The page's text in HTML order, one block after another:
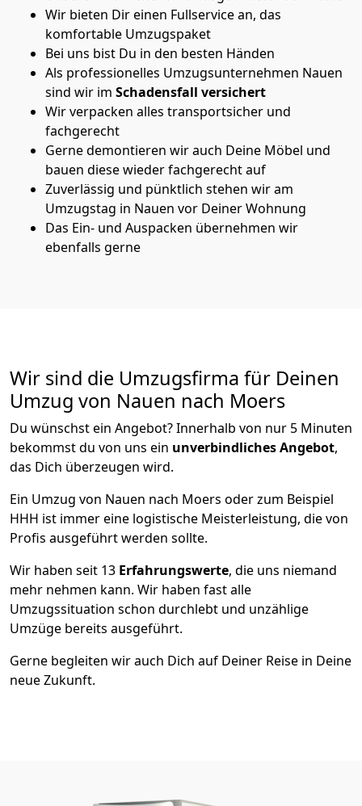
Wir bieten Dir einen Fullservice an, das
komfortable Umzugspaket
Bei uns bist Du in den besten Händen
Als professionelles Umzugsunternehmen Nauen
sind wir im Schadensfall versichert
Wir verpacken alles transportsicher und
fachgerecht
Gerne demontieren wir auch Deine Möbel und
bauen diese wieder fachgerecht auf
Zuverlässig und pünktlich stehen wir am
Umzugstag in Nauen vor Deiner Wohnung
Das Ein- und Auspacken übernehmen wir
ebenfalls gerne
Wir sind die Umzugsfirma für Deinen
Umzug von Nauen nach Moers
Du wünschst ein Angebot? Innerhalb von nur 5 Minuten
bekommst du von uns ein unverbindliches Angebot,
das Dich überzeugen wird.
Ein Umzug von Nauen nach Moers oder zum Beispiel
HHH ist immer eine logistische Meisterleistung, die von
Profis ausgeführt werden sollte.
Wir haben seit 13 Erfahrungswerte, die uns niemand
mehr nehmen kann. Wir haben fast alle
Umzugssituation schon durchlebt und unzählige
Umzüge bereits ausgeführt.
Gerne begleiten wir auch Dich auf Deiner Reise in Deine
neue Zukunft.